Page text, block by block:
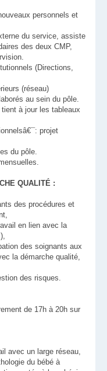
personnels et
du service, assiste
des deux CMP,
(Directions,
(réseau)
au sein du pôle.
à jour les tableaux
projet
du pôle.
QUALITÉ :
des procédures et
en lien avec la
des soignants aux
la démarche qualité,
des risques.
de 17h à 20h sur
avec un large réseau,
du bébé à